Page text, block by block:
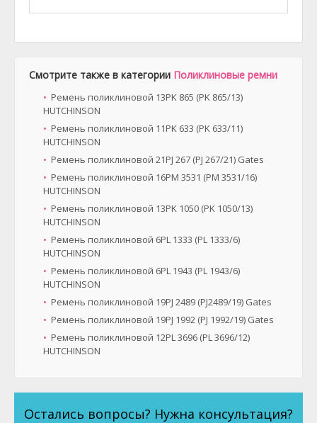
Смотрите также в категории Поликлиновые ремни
Ремень поликлиновой 13PK 865 (PK 865/13)
HUTCHINSON
Ремень поликлиновой 11PK 633 (PK 633/11)
HUTCHINSON
Ремень поликлиновой 21PJ 267 (PJ 267/21) Gates
Ремень поликлиновой 16PM 3531 (PM 3531/16)
HUTCHINSON
Ремень поликлиновой 13PK 1050 (PK 1050/13)
HUTCHINSON
Ремень поликлиновой 6PL 1333 (PL 1333/6)
HUTCHINSON
Ремень поликлиновой 6PL 1943 (PL 1943/6)
HUTCHINSON
Ремень поликлиновой 19PJ 2489 (PJ2489/19) Gates
Ремень поликлиновой 19PJ 1992 (PJ 1992/19) Gates
Ремень поликлиновой 12PL 3696 (PL 3696/12)
HUTCHINSON
Остались вопросы? Нужна консультация?